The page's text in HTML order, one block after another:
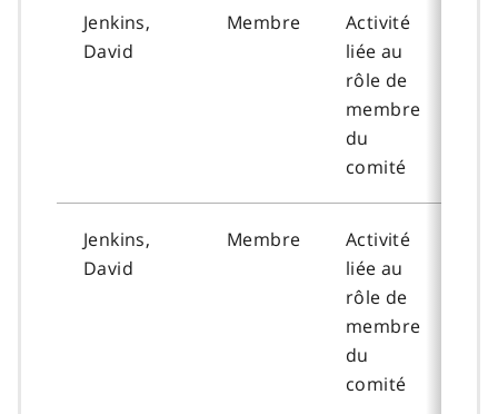
Jenkins,
David
Membre
Activité
liée au
rôle de
membre
du
comité
Jenkins,
David
Membre
Activité
liée au
rôle de
membre
du
comité